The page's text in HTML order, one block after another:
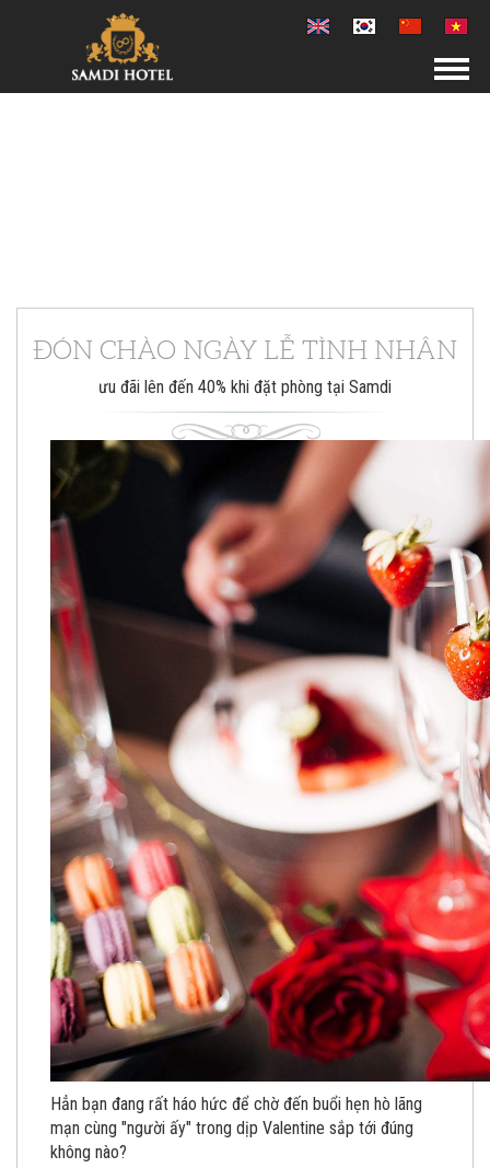
ĐÓN CHÀO NGÀY LỄ TÌNH NHÂN
ưu đãi lên đến 40% khi đặt phòng tại Samdi
Hẳn bạn đang rất háo hức để chờ đến buổi hẹn hò lãng
mạn cùng "người ấy" trong dịp Valentine sắp tới đúng
không nào?